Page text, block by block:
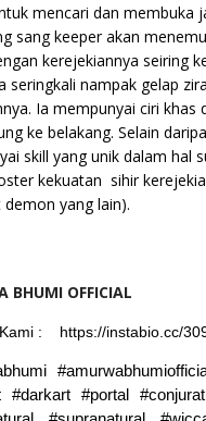
mencari dan membuka
sang keeper akan
kerejekiannya seiring
seringkali nampak gelap
Ia mempunyai ciri khas
ke belakang. Selain
skill yang unik dalam hal
kekuatan sihir
demon yang lain).
BHUMI OFFICIAL
: https://instabio.cc/
#darkart #portal